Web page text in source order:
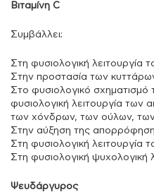
Βιταμίνη C
Συμβάλλει:
Στη φυσιολογική λειτουργία
Στην προστασία των
Στο φυσιολογικό σχηματισμό
φυσιολογική λειτουργία
των χόνδρων, των ούλων,
Στην αύξηση της
Στη φυσιολογική λειτουργία
Στη φυσιολογική ψυχολογική
Ψευδάργυρος